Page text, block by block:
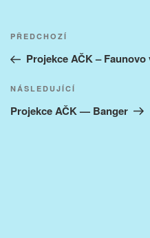
příspěvek
Předchozí
příspěvek
PŘEDCHOZÍ
Projekce AČK –
Následující
příspěvek
NÁSLEDUJÍCÍ
Projekce AČK — Banger